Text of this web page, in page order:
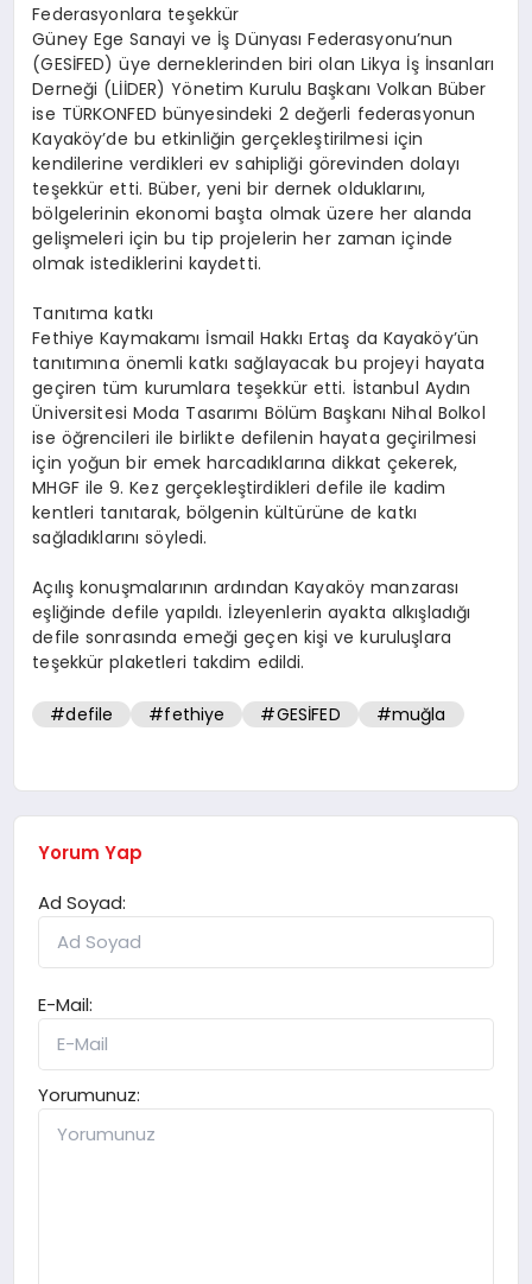
Federasyonlara teşekkür
Güney Ege Sanayi ve İş Dünyası Federasyonu’nun
(GESİFED) üye derneklerinden biri olan Likya İş İnsanları
Derneği (LİİDER) Yönetim Kurulu Başkanı Volkan Büber
ise TÜRKONFED bünyesindeki 2 değerli federasyonun
Kayaköy’de bu etkinliğin gerçekleştirilmesi için
kendilerine verdikleri ev sahipliği görevinden dolayı
teşekkür etti. Büber, yeni bir dernek olduklarını,
bölgelerinin ekonomi başta olmak üzere her alanda
gelişmeleri için bu tip projelerin her zaman içinde
olmak istediklerini kaydetti.
Tanıtıma katkı
Fethiye Kaymakamı İsmail Hakkı Ertaş da Kayaköy’ün
tanıtımına önemli katkı sağlayacak bu projeyi hayata
geçiren tüm kurumlara teşekkür etti. İstanbul Aydın
Üniversitesi Moda Tasarımı Bölüm Başkanı Nihal Bolkol
ise öğrencileri ile birlikte defilenin hayata geçirilmesi
için yoğun bir emek harcadıklarına dikkat çekerek,
MHGF ile 9. Kez gerçekleştirdikleri defile ile kadim
kentleri tanıtarak, bölgenin kültürüne de katkı
sağladıklarını söyledi.
Açılış konuşmalarının ardından Kayaköy manzarası
eşliğinde defile yapıldı. İzleyenlerin ayakta alkışladığı
defile sonrasında emeği geçen kişi ve kuruluşlara
teşekkür plaketleri takdim edildi.
#defile #fethiye #GESİFED #muğla
Yorum Yap
Ad Soyad:
E-Mail:
Yorumunuz: